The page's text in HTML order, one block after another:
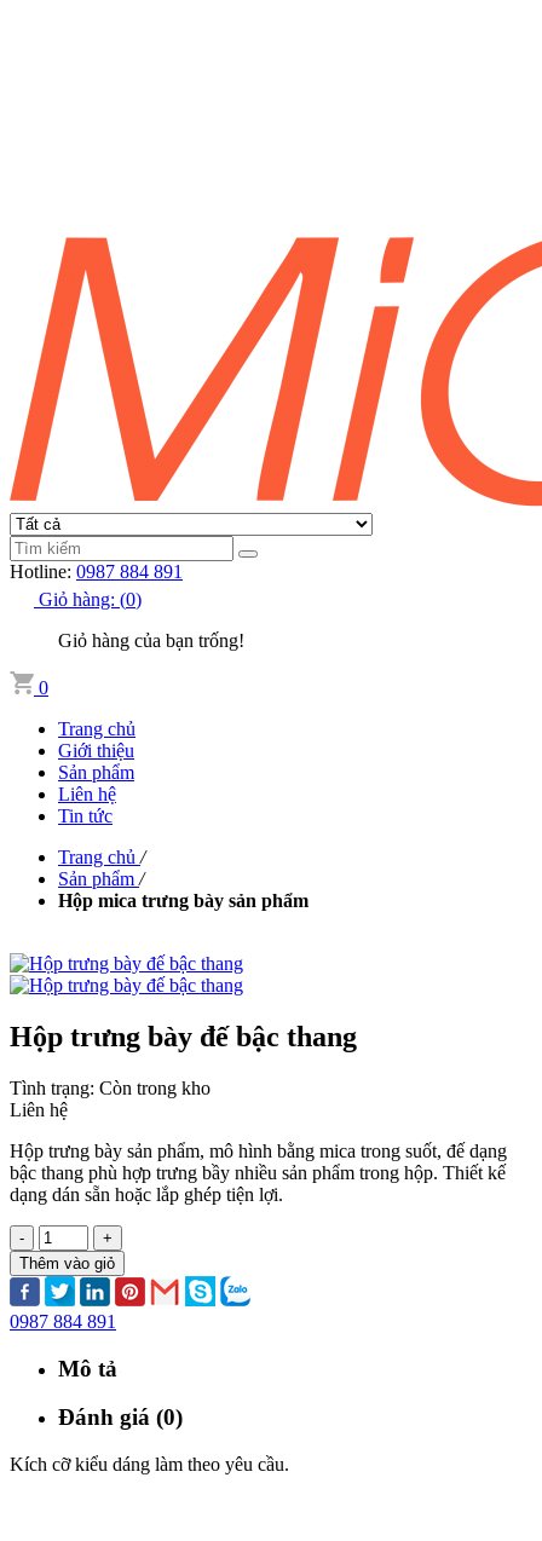
Hotline: 0987 884 891
Giỏ hàng: (0)
Giỏ hàng của bạn trống!
0
Trang chủ
Giới thiệu
Sản phẩm
Liên hệ
Tin tức
Trang chủ /
Sản phẩm /
Hộp mica trưng bày sản phẩm
Hộp trưng bày đế bậc thang
Tình trạng: Còn trong kho
Liên hệ
Hộp trưng bày sản phẩm, mô hình bằng mica trong suốt, đế dạng
bậc thang phù hợp trưng bầy nhiều sản phẩm trong hộp. Thiết kế
dạng dán sẵn hoặc lắp ghép tiện lợi.
-
+
Thêm vào giỏ
0987 884 891
Mô tả
Đánh giá (0)
Kích cỡ kiểu dáng làm theo yêu cầu.